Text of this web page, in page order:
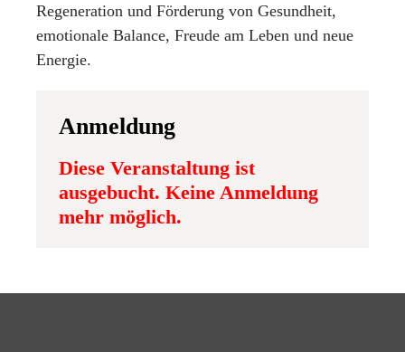
Regeneration und Förderung von Gesundheit,
emotionale Balance, Freude am Leben und neue
Energie.
Anmeldung
Diese Veranstaltung ist
ausgebucht. Keine Anmeldung
mehr möglich.